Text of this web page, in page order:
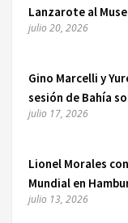
Lanzarote al
julio 20, 2026
Gino Marcelli y
sesión de Bahía
julio 17, 2026
Lionel Morales
Mundial en
julio 13, 2026